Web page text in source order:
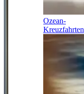
Ozean-
Kreuzfahrten